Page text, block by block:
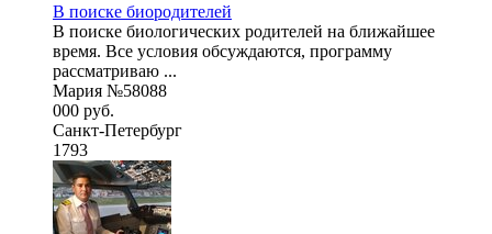
В поиске биородителей
В поиске биологических родителей на ближайшее
время. Все условия обсуждаются, программу
рассматриваю ...
Мария №58088
000 руб.
Санкт-Петербург
1793